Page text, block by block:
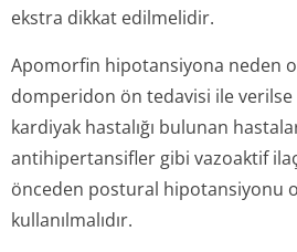
ekstra dikkat edilmelidir.
Apomorfin hipotansiyona neden
domperidon ön tedavisi ile
kardiyak hastalığı bulunan
antihipertansifler gibi vazoaktif
önceden postural hipotansiyonu
kullanılmalıdır.